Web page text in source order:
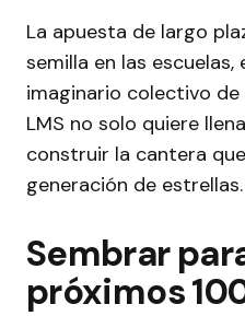
La apuesta de largo
semilla en las escuelas,
imaginario colectivo de
LMS no solo quiere
construir la cantera
generación de estrellas.
Sembrar
próximos